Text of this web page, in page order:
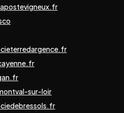
sur-loir